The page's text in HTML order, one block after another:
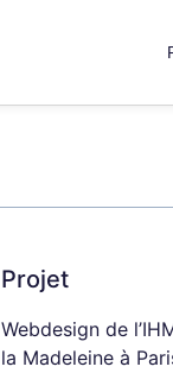
Projet
Webdesign de
la Madeleine à